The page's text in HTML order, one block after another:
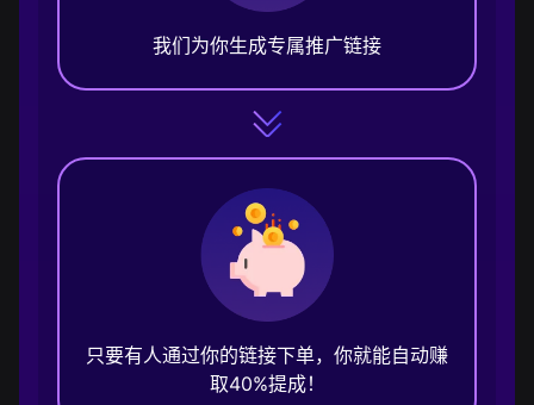
我们为你生成专属推广链接
只要有人通过你的链接下单，你就能自动赚
取40%提成！